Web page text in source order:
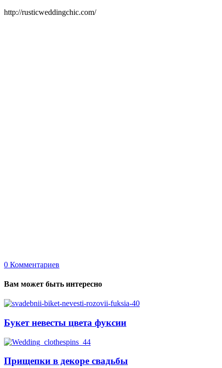
http://rusticweddingchic.com/
0 Комментариев
Вам может быть интересно
Букет невесты цвета фуксии
Прищепки в декоре свадьбы